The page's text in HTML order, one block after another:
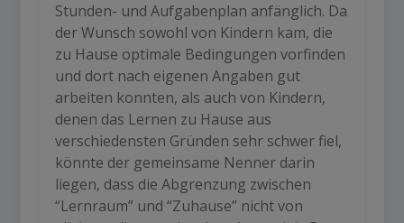
Stunden- und Aufgabenplan anfänglich. Da
der Wunsch sowohl von Kindern kam, die
zu Hause optimale Bedingungen vorfinden
und dort nach eigenen Angaben gut
arbeiten konnten, als auch von Kindern,
denen das Lernen zu Hause aus
verschiedensten Gründen sehr schwer fiel,
könnte der gemeinsame Nenner darin
liegen, dass die Abgrenzung zwischen
“Lernraum” und “Zuhause” nicht von